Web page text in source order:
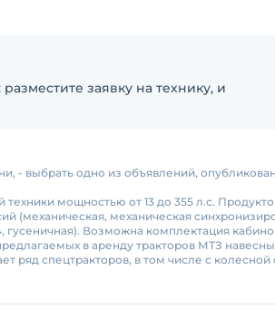
заявку на технику, и
- выбрать одно из объявлений,
мощностью от 13 до 355 л.с.
(механическая, механическая
Возможна комплектация
в аренду тракторов МТЗ
ряд спецтракторов, в том числе с